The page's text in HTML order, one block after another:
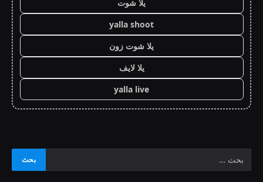
يلا شوت
yalla shoot
يلا شوت زون
يلا لايف
yalla live